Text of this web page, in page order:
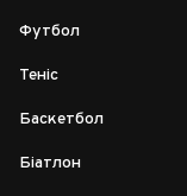
Футбол
Теніс
Баскетбол
Біатлон